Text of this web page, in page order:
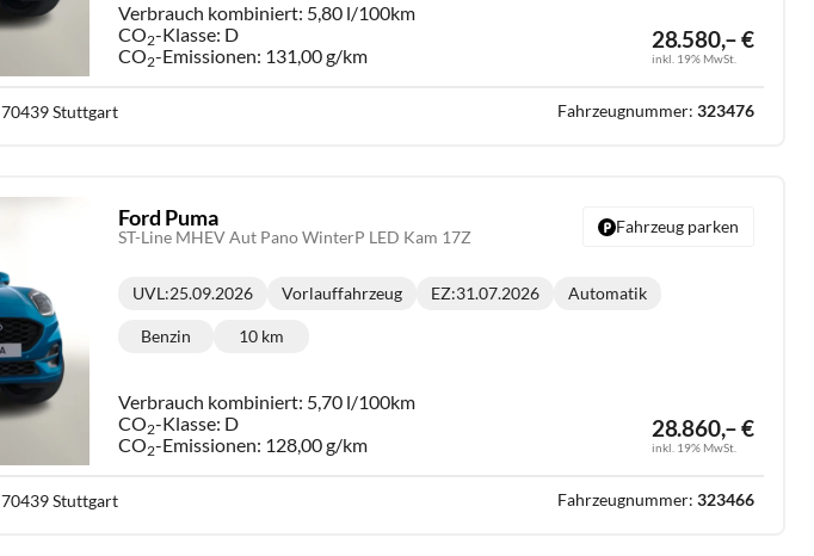
28.580,– €
inkl. 19% MwSt.
Verbrauch kombiniert: 5,80 l/100km
CO2-Klasse: D
CO2-Emissionen: 131,00 g/km
70439 Stuttgart Fahrzeugnummer: 323476
Ford Puma
ST-Line MHEV Aut Pano WinterP LED Kam 17Z
28.860,– €
inkl. 19% MwSt.
Lieferzeit:
UVL:25.09.2026 Vorlauffahrzeug EZ:31.07.2026
Getriebe:
Automatik
Kraftstoff:
Benzin
Kilometerstand:
10 km
Verbrauch kombiniert: 5,70 l/100km
CO2-Klasse: D
CO2-Emissionen: 128,00 g/km
Fahrzeug parken
70439 Stuttgart Fahrzeugnummer: 323466